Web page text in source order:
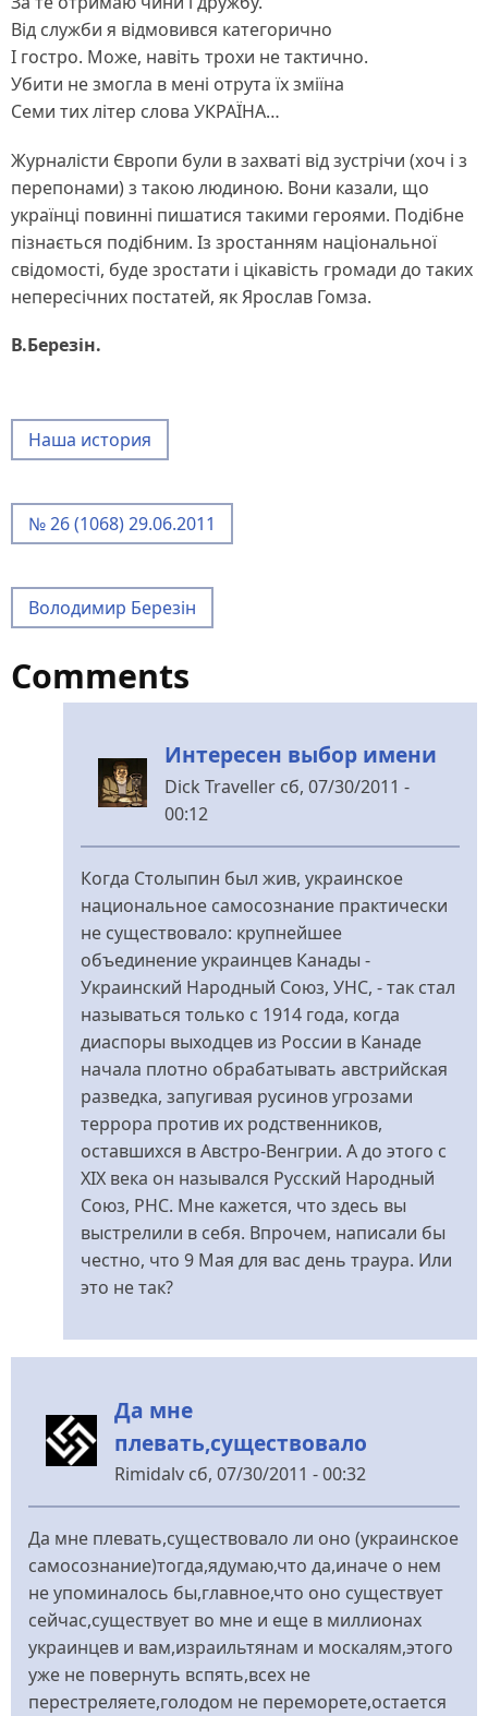
Від служби я відмовився категорично
І гостро. Може, навіть трохи не тактично.
Убити не змогла в мені отрута їх зміїна
Семи тих літер слова УКРАЇНА…
Журналісти Європи були в захваті від зустрічи (хоч і з
перепонами) з такою людиною. Вони казали, що
українці повинні пишатися такими героями. Подібне
пізнається подібним. Із зростанням національної
свідомості, буде зростати і цікавість громади до таких
непересічних постатей, як Ярослав Гомза.
В.Березін.
Наша история
№ 26 (1068) 29.06.2011
Володимир Березін
Comments
Интересен выбор имени
Dick Traveller сб, 07/30/2011 -
00:12
У
відповідь
имеющий
Когда Столыпин был жив, украинское
национальное самосознание практически
не существовало: крупнейшее
объединение украинцев Канады -
Украинский Народный Союз, УНС, - так стал
называться только с 1914 года, когда
диаспоры выходцев из России в Канаде
начала плотно обрабатывать австрийская
разведка, запугивая русинов угрозами
террора против их родственников,
оставшихся в Австро-Венгрии. А до этого с
XIX века он назывался Русский Народный
Союз, РНС. Мне кажется, что здесь вы
выстрелили в себя. Впрочем, написали бы
честно, что 9 Мая для вас день траура. Или
это не так?
Да мне
плевать,существовало
Rimidalvсб, 07/30/2011 - 00:32
Да мне плевать,существовало ли оно (украинское
самосознание)тогда,ядумаю,что да,иначе о нем
не упоминалось бы,главное,что оно существует
сейчас,существует во мне и еще в миллионах
украинцев и вам,израильтянам и москалям,этого
уже не повернуть вспять,всех не
перестреляете,голодом не переморете,остается